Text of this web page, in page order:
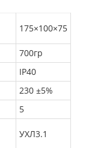
175×100×75
700гр
IP40
230 ±5%
5
УХЛ3.1